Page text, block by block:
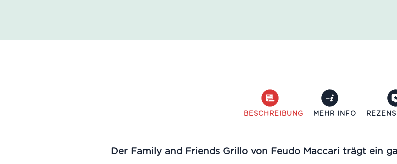
BESCHREIBUNG MEHR INFO
Der Family and Friends Grillo von Feudo Maccari trägt ein